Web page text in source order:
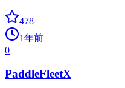
478
1年前
0
PaddleFleetX